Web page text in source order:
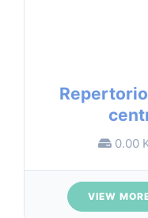
0.00
VIEW